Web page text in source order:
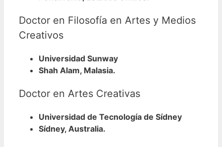
Doctor en Filosofía en Artes y Medios
Creativos
Universidad Sunway
Shah Alam, Malasia.
Doctor en Artes Creativas
Universidad de Tecnología de Sídney
Sídney, Australia.